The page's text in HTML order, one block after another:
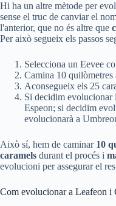
Hi ha un altre mètode per
sense el truc de canviar el
l'anterior, que no és altre que
Per això segueix els passos
Selecciona un Eevee
Camina 10 quilòmetres
Aconsegueix els 25
Si decidim evolucionar
Espeon; si decidim
evolucionarà a
Això sí, hem de caminar 10
caramels durant el procés i
evolucioni per assegurar el
Com evolucionar a Leafeon i